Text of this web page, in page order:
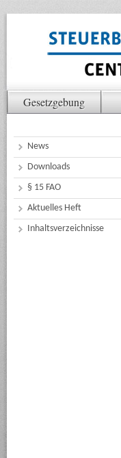
Gesetzgebung
News
Downloads
§ 15 FAO
Aktuelles Heft
Inhaltsverzeichnisse